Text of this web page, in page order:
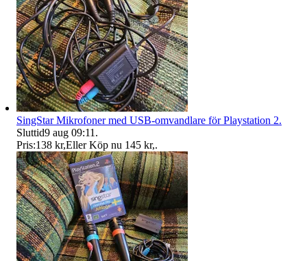
SingStar Mikrofoner med USB-omvandlare för Playstation 2.
Sluttid9 aug 09:11 .
Pris:138 kr,Eller Köp nu 145 kr,.